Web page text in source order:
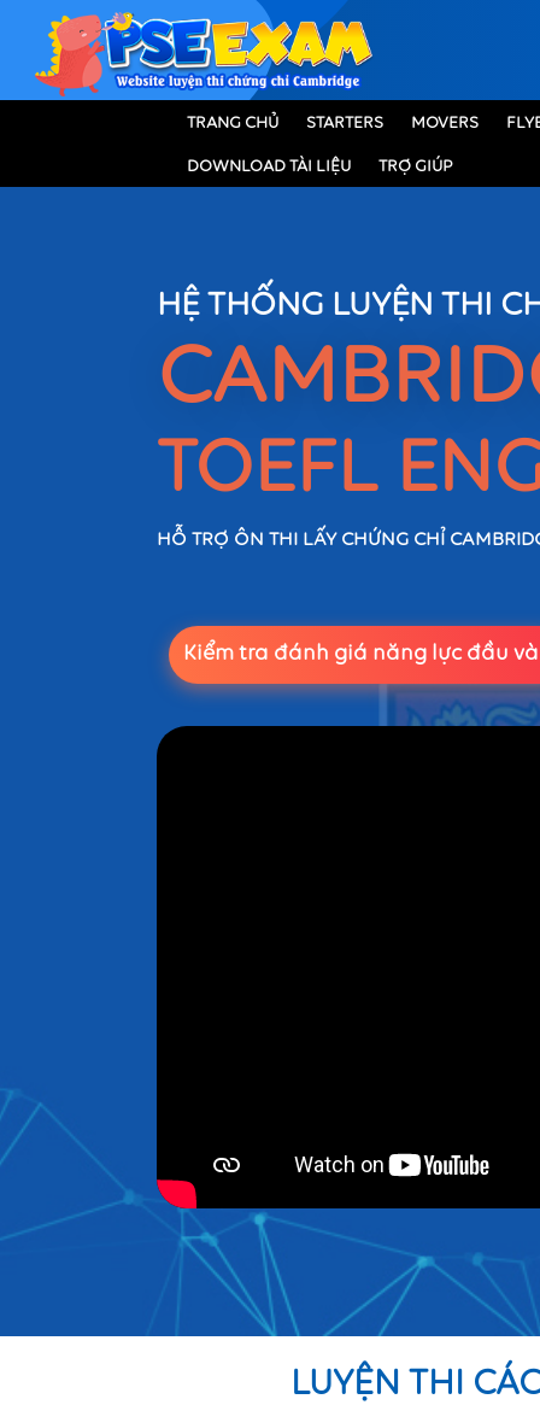
TRANG CHỦ STARTERS MOVERS
DOWNLOAD TÀI LIỆU TRỢ GIÚP
HỆ THỐNG LUYỆN THI
TOEFL
HỖ TRỢ ÔN THI LẤY CHỨNG CHỈ
Kiểm tra đánh giá năng lực đầu
LUYỆN THI